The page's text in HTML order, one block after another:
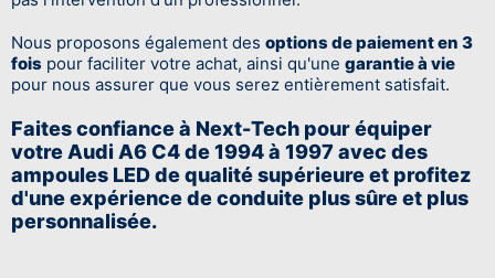
Nous proposons également des options de paiement en 3
fois pour faciliter votre achat, ainsi qu'une garantie à vie
pour nous assurer que vous serez entièrement satisfait.
Faites confiance à Next-Tech pour équiper
votre Audi A6 C4 de 1994 à 1997 avec des
ampoules LED de qualité supérieure et profitez
d'une expérience de conduite plus sûre et plus
personnalisée.